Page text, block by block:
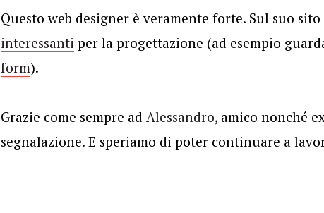
Questo web designer è veramente forte. Sul suo
interessanti per la progettazione (ad esempio
form).
Grazie come sempre ad Alessandro, amico nonché
segnalazione. E speriamo di poter continuare a